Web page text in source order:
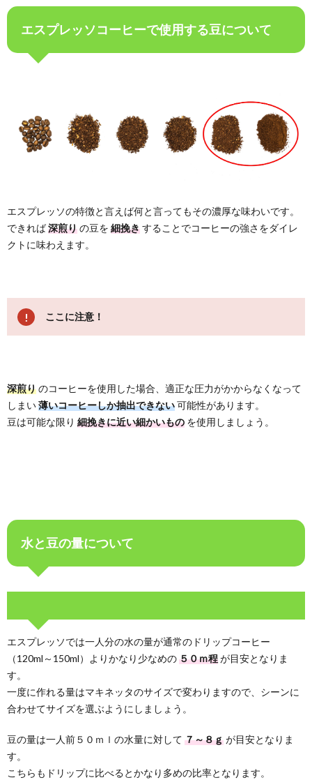
エスプレッソコーヒーで使用する豆について
エスプレッソの特徴と言えば何と言ってもその濃厚な味わいです。
できれば深煎りの豆を 細挽きすることでコーヒーの強さをダイレ
クトに味わえます。
ここに注意！
深煎りのコーヒーを使用した場合、適正な圧力がかからなくなって
しまい薄いコーヒーしか抽出できない可能性があります。
豆は可能な限り 細挽きに近い細かいもの を使用しましょう。
水と豆の量について
エスプレッソでは一人分の水の量が通常のドリップコーヒー
（120ml～150ml）よりかなり少なめの５０ｍ程が目安となりま
す。
一度に作れる量はマキネッタのサイズで変わりますので、シーンに
合わせてサイズを選ぶようにしましょう。
豆の量は一人前５０ｍｌの水量に対して ７～８ｇが目安となりま
す。
こちらもドリップに比べるとかなり多めの比率となります。